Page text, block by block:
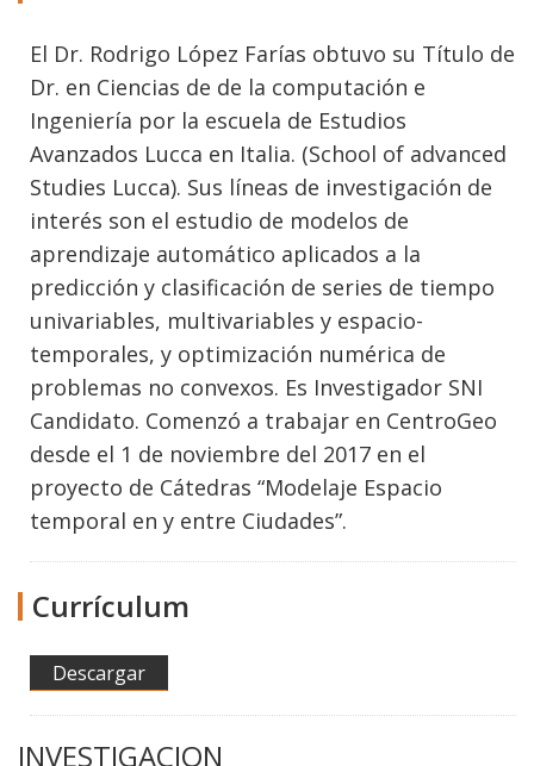
El Dr. Rodrigo López Farías obtuvo su Título de
Dr. en Ciencias de de la computación e
Ingeniería por la escuela de Estudios
Avanzados Lucca en Italia. (School of advanced
Studies Lucca). Sus líneas de investigación de
interés son el estudio de modelos de
aprendizaje automático aplicados a la
predicción y clasificación de series de tiempo
univariables, multivariables y espacio-
temporales, y optimización numérica de
problemas no convexos. Es Investigador SNI
Candidato. Comenzó a trabajar en CentroGeo
desde el 1 de noviembre del 2017 en el
proyecto de Cátedras “Modelaje Espacio
temporal en y entre Ciudades”.
Currículum
Descargar
INVESTIGACION